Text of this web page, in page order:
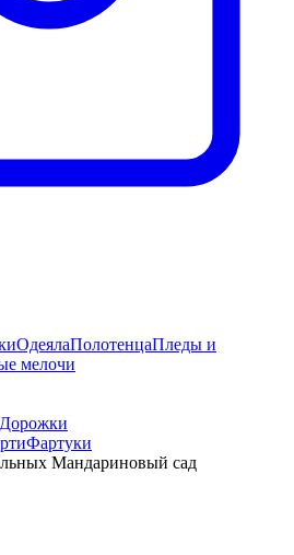
ОдеялаПолотенцаПледы и
мелочи
Дорожки
Фартуки
Мандариновый сад